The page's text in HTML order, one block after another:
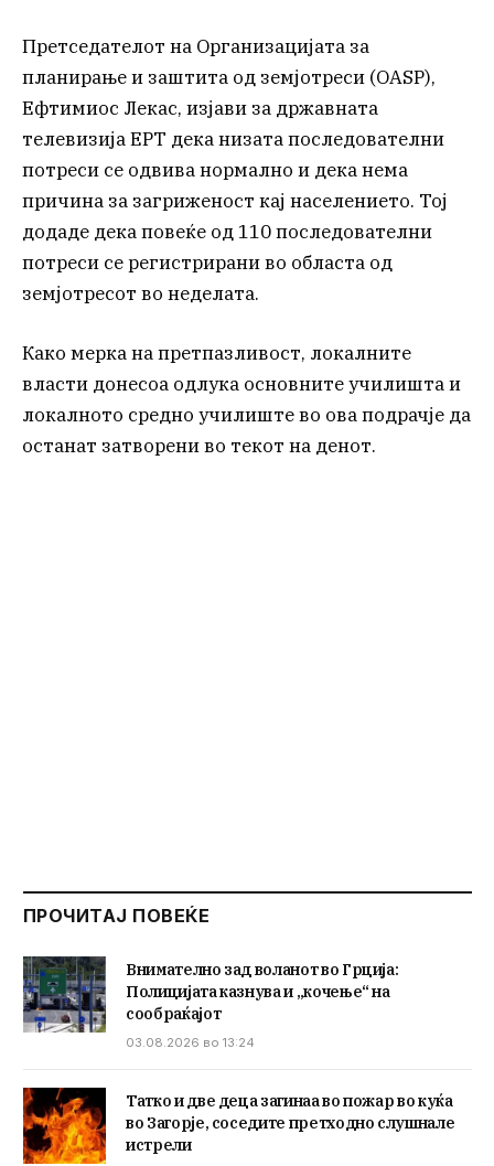
Претседателот на Организацијата за
планирање и заштита од земјотреси (OASP),
Ефтимиос Лекас, изјави за државната
телевизија ЕРТ дека низата последователни
потреси се одвива нормално и дека нема
причина за загриженост кај населението. Тој
додаде дека повеќе од 110 последователни
потреси се регистрирани во областа од
земјотресот во неделата.
Како мерка на претпазливост, локалните
власти донесоа одлука основните училишта и
локалното средно училиште во ова подрачје да
останат затворени во текот на денот.
ПРОЧИТАЈ ПОВЕЌЕ
Внимателно зад воланот во Грција:
Полицијата казнува и „кочење“ на
сообраќајот
03.08.2026 во 13:24
Татко и две деца загинаа во пожар во куќа
во Загорје, соседите претходно слушнале
истрели